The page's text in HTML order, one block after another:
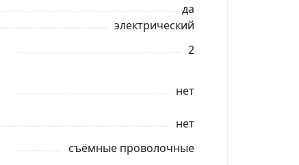
да
электрический
2
нет
нет
съёмные проволочные